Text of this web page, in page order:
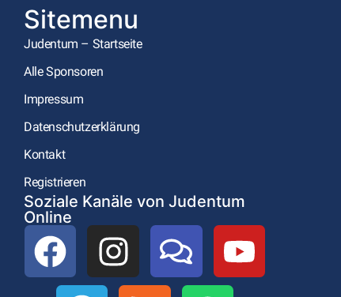
Sitemenu
Judentum – Startseite
Alle Sponsoren
Impressum
Datenschutzerklärung
Kontakt
Registrieren
Soziale Kanäle von Judentum
Online